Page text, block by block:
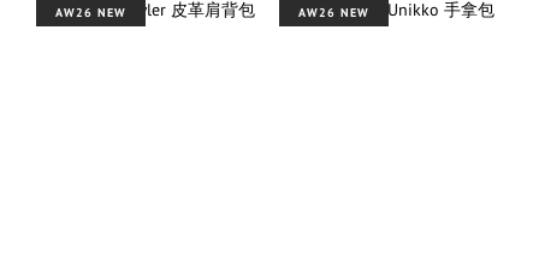
AW26 NEW AW26 NEW